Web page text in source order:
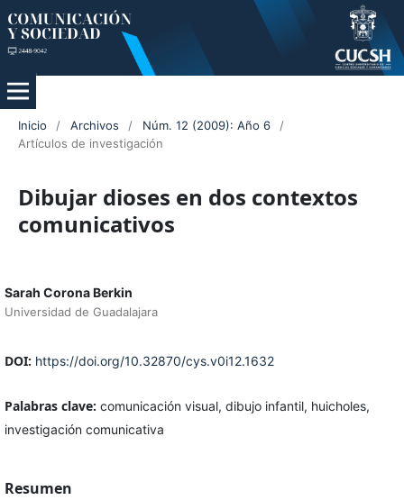
Inicio / Archivos / Núm. 12 (2009): Año 6
/
Artículos de investigación
Dibujar dioses en dos contextos
comunicativos
Sarah Corona Berkin
Universidad de Guadalajara
DOI: https://doi.org/10.32870/cys.v0i12.1632
Palabras clave: comunicación visual, dibujo infantil, huicholes,
investigación comunicativa
Resumen